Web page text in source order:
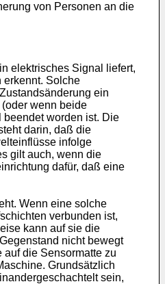
von Personen an die
elektrisches Signal liefert,
erkennt. Solche
ein
wenn beide
worden ist. Die
darin, daß die
infolge
gilt auch, wenn die
dafür, daß eine
Wenn eine solche
verbunden ist,
kann auf sie die
nicht bewegt
die Sensormatte zu
Grundsätzlich
sein,